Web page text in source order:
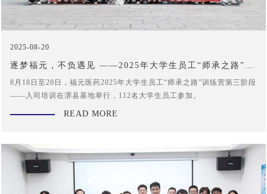
2025-08-20
逐梦福元，不负遇见 ——2025年大学生员工“师承之路”训
练营圆满收官
8月18日至20日，福元医药2025年大学生员工“师承之路”训练营第三阶段
——入司培训在漷县基地举行，112名大学生员工参加。
READ MORE